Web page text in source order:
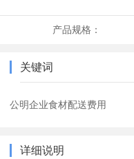
产品规格：
关键词
公明企业食材配送费用
详细说明